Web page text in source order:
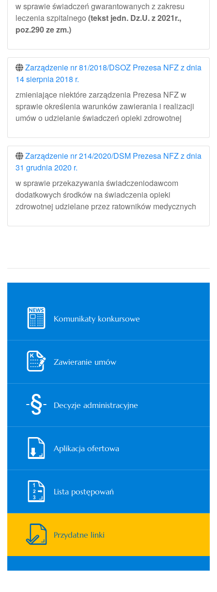
w sprawie świadczeń gwarantowanych z zakresu
leczenia szpitalnego (tekst jedn. Dz.U. z 2021r.,
poz.290 ze zm.)
Zarządzenie nr 81/2018/DSOZ Prezesa NFZ z dnia
14 sierpnia 2018 r.
zmieniające niektóre zarządzenia Prezesa NFZ w
sprawie określenia warunków zawierania i realizacji
umów o udzielanie świadczeń opieki zdrowotnej
Zarządzenie nr 214/2020/DSM Prezesa NFZ z dnia
31 grudnia 2020 r.
w sprawie przekazywania świadczeniodawcom
dodatkowych środków na świadczenia opieki
zdrowotnej udzielane przez ratowników medycznych
Komunikaty konkursowe
Zawieranie umów
Decyzje administracyjne
Aplikacja ofertowa
Lista postępowań
Przydatne linki